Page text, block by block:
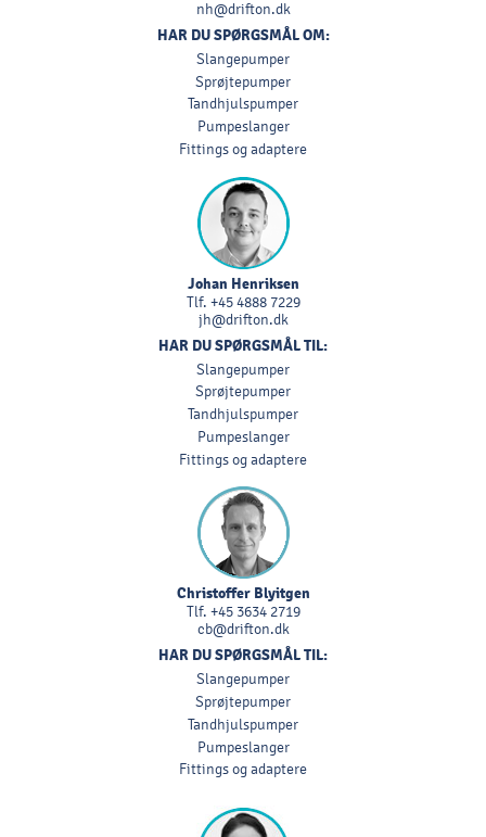
nh@drifton.dk
HAR DU SPØRGSMÅL OM:
Slangepumper
Sprøjtepumper
Tandhjulspumper
Pumpeslanger
Fittings og adaptere
Johan Henriksen
Tlf. +45 4888 7229
jh@drifton.dk
HAR DU SPØRGSMÅL TIL:
Slangepumper
Sprøjtepumper
Tandhjulspumper
Pumpeslanger
Fittings og adaptere
Christoffer Blyitgen
Tlf. +45 3634 2719
cb@drifton.dk
HAR DU SPØRGSMÅL TIL:
Slangepumper
Sprøjtepumper
Tandhjulspumper
Pumpeslanger
Fittings og adaptere